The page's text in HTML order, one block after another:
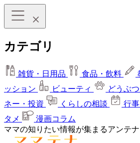
カテゴリ
雑貨・日用品 食品・飲料
ッション
ビューティ どうぶつ
ネー・投資
くらしの相談 行事
タメ
漫画コラム
ママの知りたい情報が集まるアンテナ